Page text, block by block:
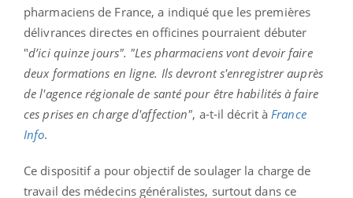
pharmaciens de France, a indiqué que les premières
délivrances directes en officines pourraient débuter
"d’ici quinze jours". "Les pharmaciens vont devoir faire
deux formations en ligne. Ils devront s'enregistrer auprès
de l'agence régionale de santé pour être habilités à faire
ces prises en charge d'affection", a-t-il décrit à France
Info.
Ce dispositif a pour objectif de soulager la charge de
travail des médecins généralistes, surtout dans ce